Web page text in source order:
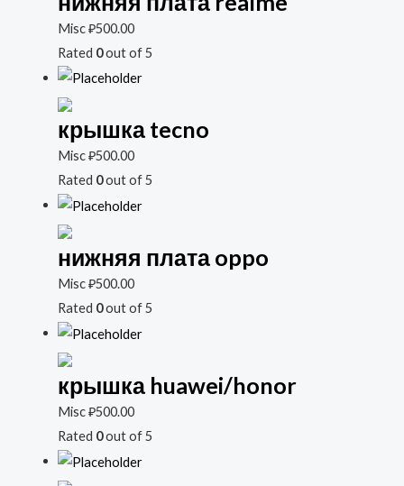
Misc₽500.00
Rated 0out of 5
крышка tecno
Misc₽500.00
Rated 0out of 5
нижняя плата oppo
Misc₽500.00
Rated 0out of 5
крышка huawei/honor
Misc₽500.00
Rated 0out of 5